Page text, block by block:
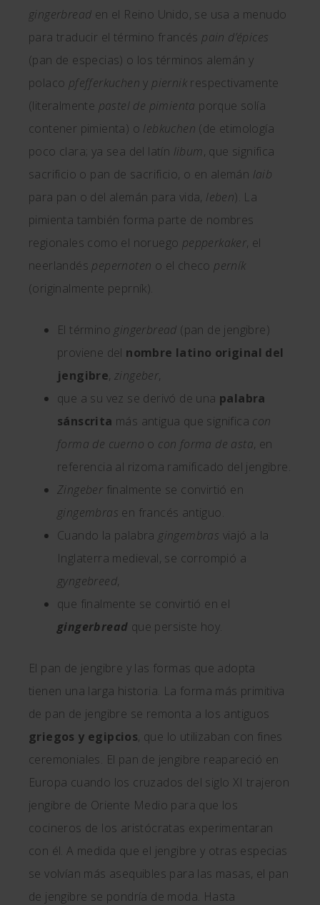
gingerbread en el Reino Unido, se usa a menudo
para traducir el término francés pain d’épices
(pan de especias) o los términos alemán y
polaco pfefferkuchen y piernik respectivamente
(literalmente pastel de pimienta porque solía
contener pimienta) o lebkuchen (de etimología
poco clara; ya sea del latín libum, que significa
sacrificio o pan de sacrificio, o en alemán laib
para pan o del alemán para vida, leben). La
pimienta también forma parte de nombres
regionales como el noruego pepperkaker, el
neerlandés pepernoten o el checo perník
(originalmente peprník).
El término gingerbread (pan de jengibre)
proviene del nombre latino original del
jengibre, zingeber,
que a su vez se derivó de una palabra
sánscrita más antigua que significa con
forma de cuerno o con forma de asta, en
referencia al rizoma ramificado del jengibre.
Zingeber finalmente se convirtió en
gingembras en francés antiguo.
Cuando la palabra gingembras viajó a la
Inglaterra medieval, se corrompió a
gyngebreed,
que finalmente se convirtió en el
gingerbread que persiste hoy.
El pan de jengibre y las formas que adopta
tienen una larga historia. La forma más primitiva
de pan de jengibre se remonta a los antiguos
griegos y egipcios, que lo utilizaban con fines
ceremoniales. El pan de jengibre reapareció en
Europa cuando los cruzados del siglo XI trajeron
jengibre de Oriente Medio para que los
cocineros de los aristócratas experimentaran
con él. A medida que el jengibre y otras especias
se volvían más asequibles para las masas, el pan
de jengibre se pondría de moda. Hasta